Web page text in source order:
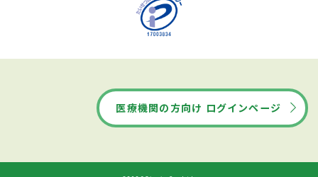
医療機関の方向け ログインページ